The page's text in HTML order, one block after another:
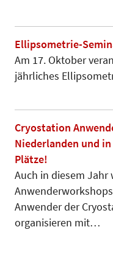
Ellipsometrie-
Am 17. Oktober
jährliches
Cryostation
Niederlanden und
Plätze!
Auch in diesem
Anwender der
organisieren mit…